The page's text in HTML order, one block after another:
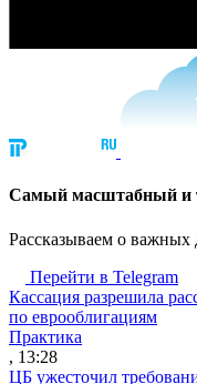
Cамый масштабный и
Рассказываем о
Перейти в Telegram
Кассация разрешила
по еврооблигациям
Практика
, 13:28
ЦБ ужесточил